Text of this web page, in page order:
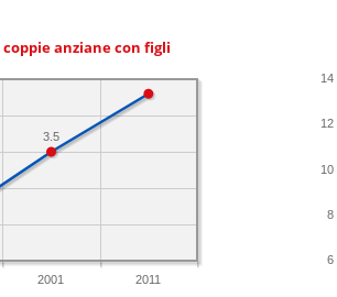
anziane con figli
2001 2011
3.5
6
8
10
12
14